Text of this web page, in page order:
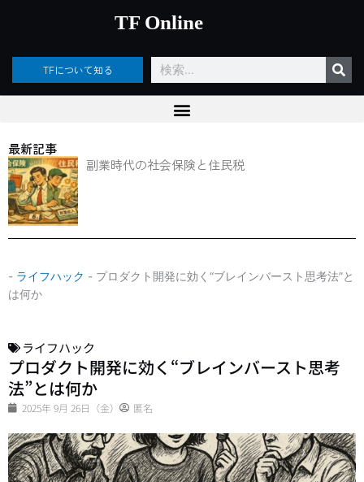
ッ
TF Online
TFについて知る
検
索
最新記事
副業時代の社会保険と住民税
- ライフハック - プロダクト開発に効く“ブレインバースト思考法”と
は何か
ライフハック
プロダクト開発に効く“ブレインバースト思考
法”とは何か
2025年 9月 26日（金） 匿名